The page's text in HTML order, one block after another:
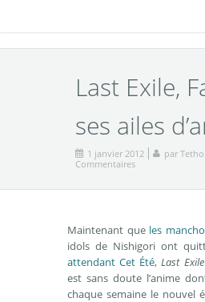
Last Exile,
ses ailes
1 janvier 2012 par Tetho
Commentaires
Maintenant que les
idols de Nishigori ont
attendant Cet Été,Last
est sans doute l’anime
chaque semaine le nouvel